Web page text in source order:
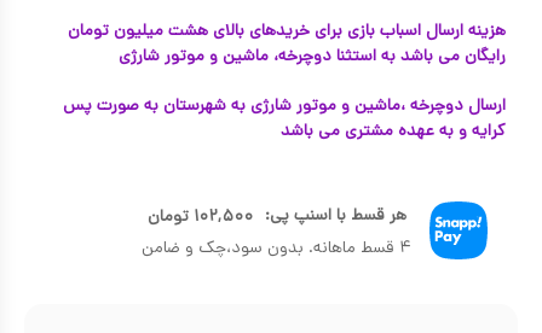
هزینه ارسال اسباب بازی برای خریدهای بالای هشت میلیون تومان
رایگان می باشد به استثنا دوچرخه، ماشین و موتور شارژی
ارسال دوچرخه ،ماشین و موتور شارژی به شهرستان به صورت پس
کرایه و به عهده مشتری می باشد
هر قسط با اسنپ پی: ۱۰۲,۵۰۰ تومان
۴ قسط ماهانه. بدون سود،چک و ضامن